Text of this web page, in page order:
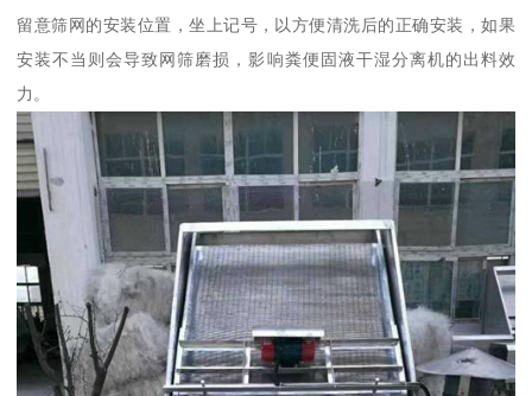
留意筛网的安装位置，坐上记号，以方便清洗后的正确安装，如果
安装不当则会导致网筛磨损，影响粪便固液干湿分离机的出料效
力。